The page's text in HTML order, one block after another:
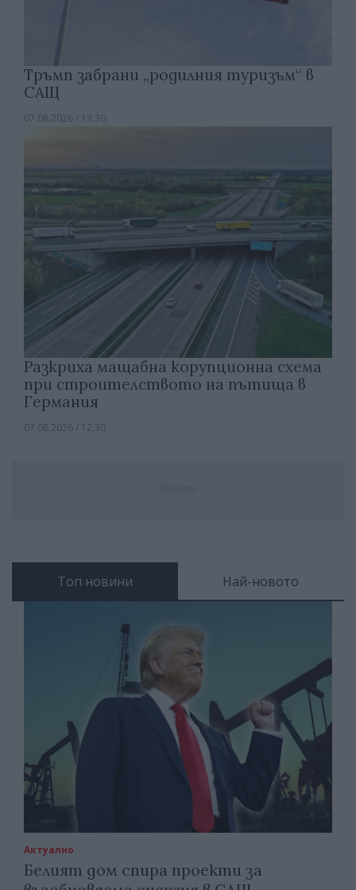
Тръмп забрани „родилния туризъм“ в
САЩ
07.08.2026 / 13:30
Разкриха мащабна корупционна схема
при строителството на пътища в
Германия
07.08.2026 / 12:30
Топ новини Най-новото
Актуално
Белият дом спира проекти за